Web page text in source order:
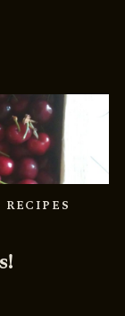
RECIPES